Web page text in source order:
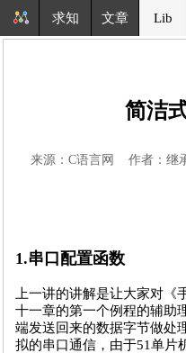
求知 文章 Lib
简洁
来源：C语言网 作者：继
1.串口配置函数
上一讲的讲解是让大家对《
十一章的第一个例程的辅助
端发送回来的数据字节做处
拟的串口通信，由于51单片